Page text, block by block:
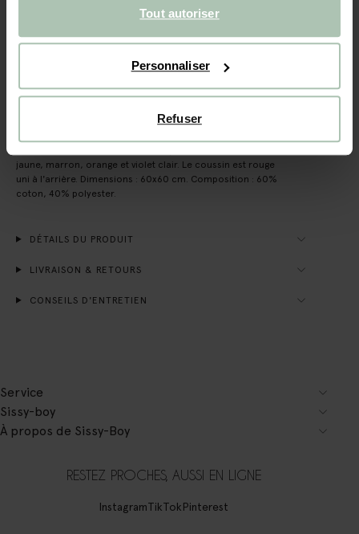
Tout autoriser
Personnaliser
Refuser
Livraison rapide
Délai de rétractation de 14 jours
jaune, marron, orange et violet clair. Le coussin est rouge
uni à l'arrière. Dimensions : 60x60 cm. Composition : 60%
coton, 40% polyester.
DÉTAILS DU PRODUIT
LIVRAISON & RETOURS
CONSEILS D'ENTRETIEN
Service
Sissy-boy
À propos de Sissy-Boy
RESTEZ PROCHES, AUSSI EN LIGNE
InstagramTikTokPinterest